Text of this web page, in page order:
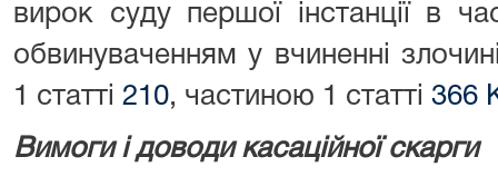
вирок суду першої інстанції в
обвинуваченням у вчиненні
1 статті 210, частиною 1 статті 366
Вимоги і доводи касаційної скарги